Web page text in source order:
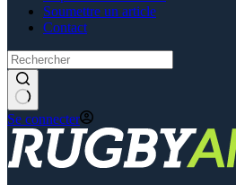
Soumettre un article
Contact
Se connecter